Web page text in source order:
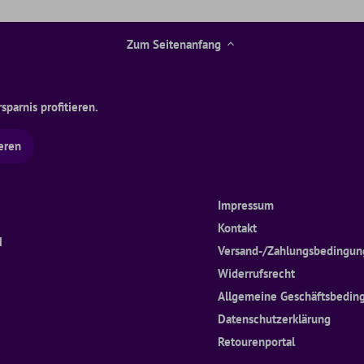
Zum Seitenanfang
profitieren.
Impressum
Kontakt
Versand-/
Widerrufsrecht
Allgemeine
Datenschutzerklärung
Retourenportal